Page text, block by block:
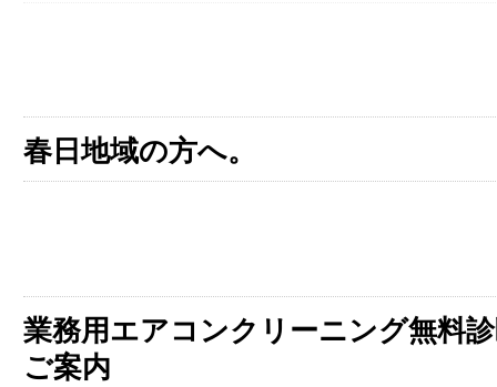
春日地域の方へ。
業務用エアコンクリーニング無料
ご案内